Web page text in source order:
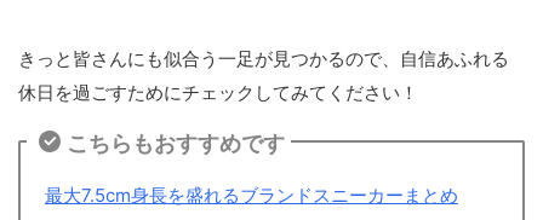
きっと皆さんにも似合う一足が見つかるので、自信あふれる
休日を過ごすためにチェックしてみてください！
こちらもおすすめです
最大7.5cm身長を盛れるブランドスニーカーまとめ